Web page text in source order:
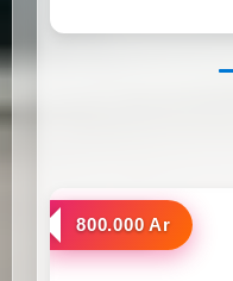
a louer
800.000 Ar